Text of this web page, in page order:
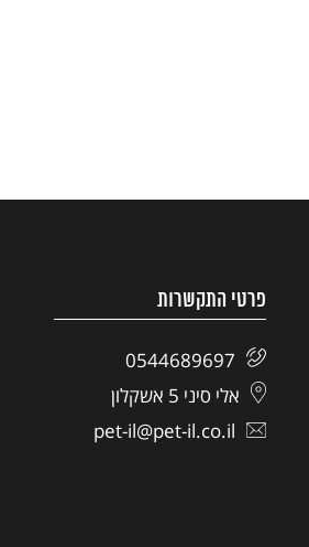
פרטי התקשרות
0544689697
אלי סיני 5 אשקלון
pet-il@pet-il.co.il